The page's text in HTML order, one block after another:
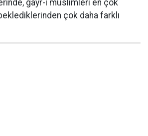
gayr-i müslimleri en çok
çok daha farklı